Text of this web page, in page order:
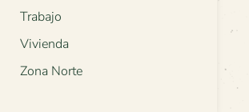
Trabajo
Vivienda
Zona Norte